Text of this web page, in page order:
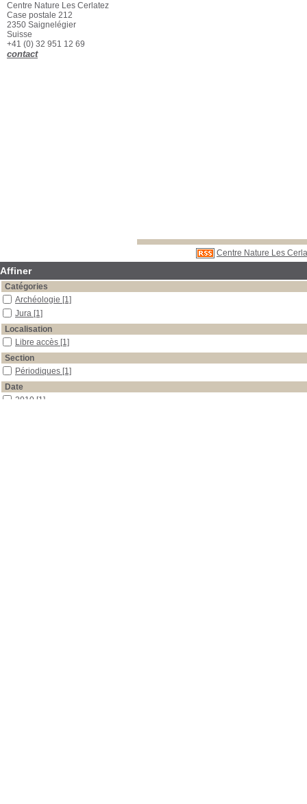
Centre Nature Les
Centre Nature Les Cerlatez
Case postale 212
2350 Saignelégier
Suisse
+41 (0) 32 951 12 69
contact
Affiner
Catégories
Archéologie [1]
Jura [1]
Localisation
Libre accès [1]
Section
Périodiques [1]
Date
2010 [1]